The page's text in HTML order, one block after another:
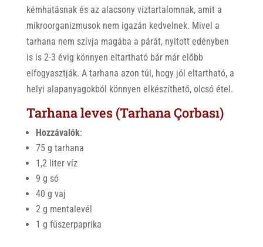
kémhatásnak és az alacsony víztartalomnak, amit a
mikroorganizmusok nem igazán kedvelnek. Mivel a
tarhana nem szívja magába a párát, nyitott edényben
is is 2-3 évig könnyen eltartható bár már előbb
elfogyasztják. A tarhana azon túl, hogy jól eltartható, a
helyi alapanyagokból könnyen elkészíthető, olcsó étel.
Tarhana leves (Tarhana Çorbası)
Hozzávalók:
75 g tarhana
1,2 liter víz
9 g só
40 g vaj
2 g mentalevél
1 g fűszerpaprika